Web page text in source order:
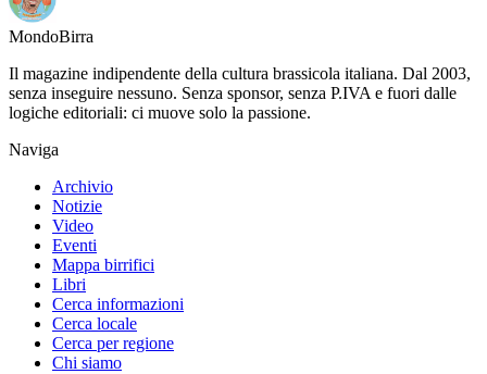
MondoBirra
Il magazine indipendente della cultura brassicola italiana. Dal 2003,
senza inseguire nessuno. Senza sponsor, senza P.IVA e fuori dalle
logiche editoriali: ci muove solo la passione.
Naviga
Archivio
Notizie
Video
Eventi
Mappa birrifici
Libri
Cerca informazioni
Cerca locale
Cerca per regione
Chi siamo